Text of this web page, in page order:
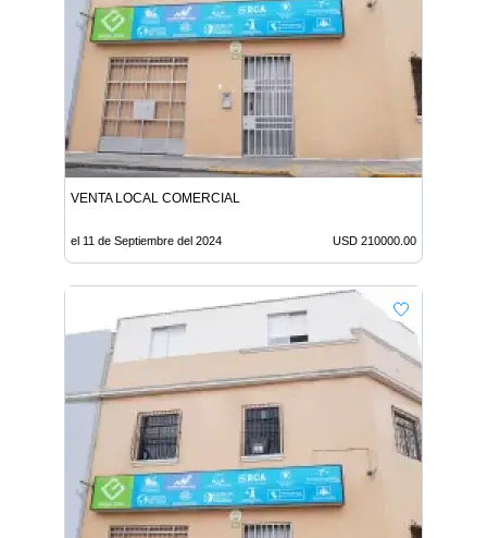
VENTA LOCAL COMERCIAL
el 11 de Septiembre del 2024 USD 210000.00